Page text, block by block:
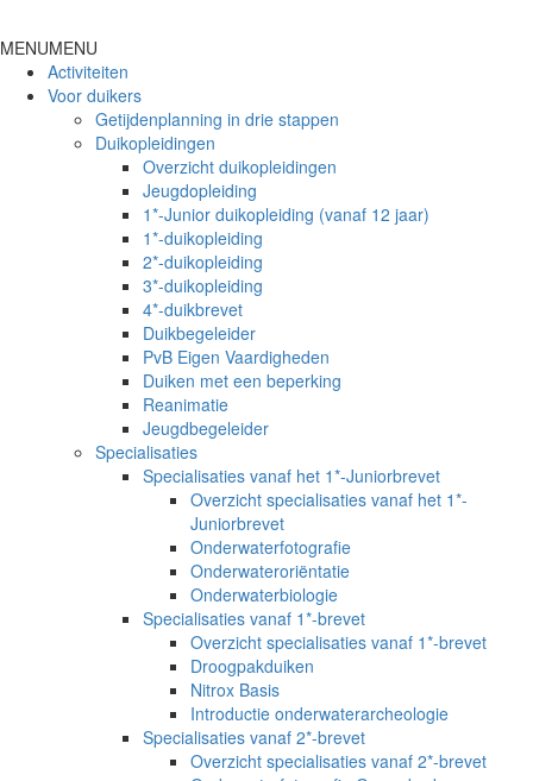
MENUMENU
Activiteiten
Voor duikers
Getijdenplanning in drie stappen
Duikopleidingen
Overzicht duikopleidingen
Jeugdopleiding
1*-Junior duikopleiding (vanaf 12 jaar)
1*-duikopleiding
2*-duikopleiding
3*-duikopleiding
4*-duikbrevet
Duikbegeleider
PvB Eigen Vaardigheden
Duiken met een beperking
Reanimatie
Jeugdbegeleider
Specialisaties
Specialisaties vanaf het 1*-Juniorbrevet
Overzicht specialisaties vanaf het 1*-
Juniorbrevet
Onderwaterfotografie
Onderwateroriëntatie
Onderwaterbiologie
Specialisaties vanaf 1*-brevet
Overzicht specialisaties vanaf 1*-brevet
Droogpakduiken
Nitrox Basis
Introductie onderwaterarcheologie
Specialisaties vanaf 2*-brevet
Overzicht specialisaties vanaf 2*-brevet